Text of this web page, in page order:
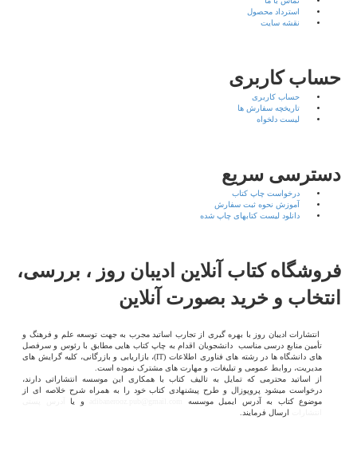
استرداد محصول
نقشه سایت
حساب کاربری
حساب کاربری
تاریخچه سفارش ها
لیست دلخواه
دسترسی سریع
درخواست چاپ کتاب
آموزش نحوه ثبت سفارش
دانلود لیست کتابهای چاپ شده
فروشگاه کتاب آنلاین ادیبان روز ، بررسی،
انتخاب و خرید بصورت آنلاین
انتشارات ادیبان روز با بهره گیری از تجارب اساتید مجرب به جهت توسعه علم و فرهنگ و
تأمین منابع درسی مناسب دانشجویان اقدام به چاپ کتاب هایی مطابق با رئوس و سرفصل
های دانشگاه ها در رشته های فناوری اطلاعات (IT)، بازاریابی و بازرگانی، کلیه گرایش های
مدیریت، روابط عمومی و تبلیغات، و مهارت های مشترک نموده است.
از اساتید محترمی که تمایل به تالیف کتاب با همکاری این موسسه انتشاراتی دارند،
درخواست میشود پروپوزال و طرح پیشنهادی کتاب خود را به همراه شرح خلاصه ای از
موضوع کتاب به آدرس ایمیل موسسه
و یا
ارسال فرمایند.